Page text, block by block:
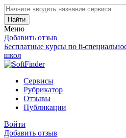
Найти
Меню
Добавить отзыв
Бесплатные курсы по it-
школ
Сервисы
Рубрикатор
Отзывы
Публикации
Войти
Добавить отзыв